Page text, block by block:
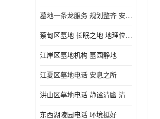
墓地一条龙服务 规划整齐 安息之所
蔡甸区墓地 长眠之地 地理位置好
江岸区墓地机构 墓园静地
江夏区墓地电话 安息之所
洪山区墓地电话 静谧清幽 清净雅致
东西湖陵园电话 环境挺好